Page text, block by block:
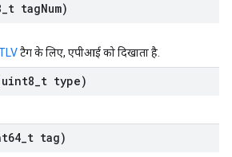
t tagNum)
टैग के लिए, एपीआई को दिखाता है.
t type)
t tag)